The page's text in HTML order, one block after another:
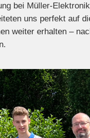
bei Müller-
uns perfekt auf
weiter erhalten –